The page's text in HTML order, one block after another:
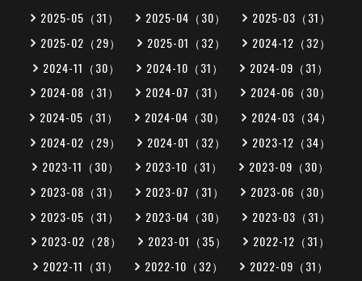
2025-05（31）
2025-04（30）
2025-03（31）
2025-02（29）
2025-01（32）
2024-12（32）
2024-11（30）
2024-10（31）
2024-09（31）
2024-08（31）
2024-07（31）
2024-06（30）
2024-05（31）
2024-04（30）
2024-03（34）
2024-02（29）
2024-01（32）
2023-12（34）
2023-11（30）
2023-10（31）
2023-09（30）
2023-08（31）
2023-07（31）
2023-06（30）
2023-05（31）
2023-04（30）
2023-03（31）
2023-02（28）
2023-01（35）
2022-12（31）
2022-11（31）
2022-10（32）
2022-09（31）